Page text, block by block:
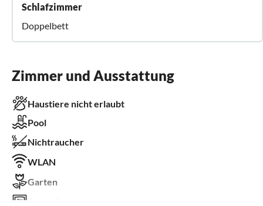
Schlafzimmer
Doppelbett
Zimmer und Ausstattung
Haustiere nicht erlaubt
Pool
Nichtraucher
WLAN
Garten